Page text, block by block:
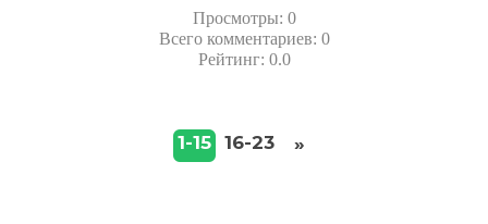
Просмотры: 0
Всего комментариев: 0
Рейтинг: 0.0
1-15 16-23 »